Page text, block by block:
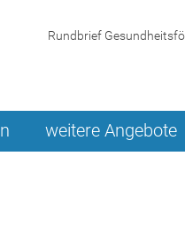
Rundbrief
weitere Angebote